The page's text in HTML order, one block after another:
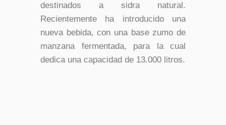
destinados a sidra natural.
Recientemente ha introducido una
nueva bebida, con una base zumo de
manzana fermentada, para la cual
dedica una capacidad de 13.000 litros.